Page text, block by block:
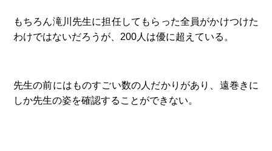
もちろん滝川先生に担任してもらった全員がかけつけた
わけではないだろうが、200人は優に超えている。
先生の前にはものすごい数の人だかりがあり、遠巻きに
しか先生の姿を確認することができない。